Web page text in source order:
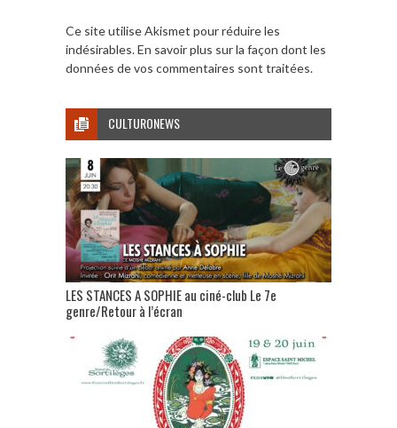
Ce site utilise Akismet pour réduire les
indésirables.En savoir plus sur la façon dont les
données de vos commentaires sont traitées.
CULTURONEWS
LES STANCES A SOPHIE au ciné-club Le 7e
genre/Retour à l’écran